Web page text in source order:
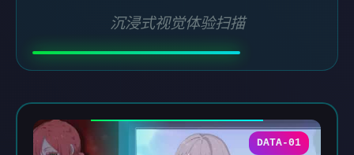
沉浸式视觉体验扫描
DATA-01